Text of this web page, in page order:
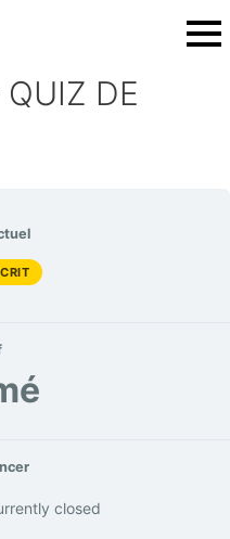
DE
closed